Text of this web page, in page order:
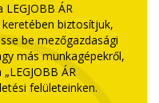
ÁR
biztosítjuk,
be mezőgazdasági
más munkagépekről,
ÁR
felületeinken.